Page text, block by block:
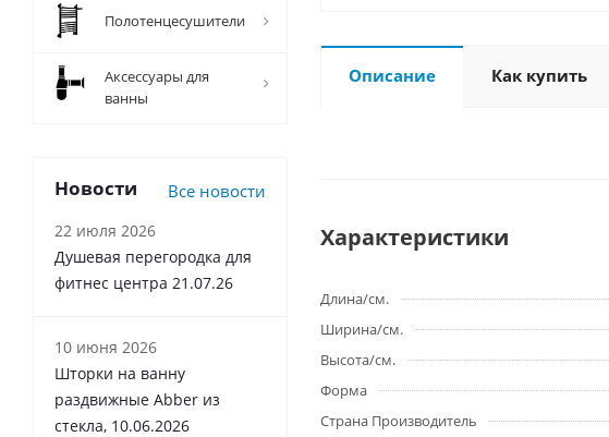
Описание Как купить
Характеристики
Длина/см.
Ширина/см.
Высота/см.
Форма
Страна Производитель
Полотенцесушители
Аксессуары для
ванны
Новости Все новости
22 июля 2026
Душевая перегородка для
фитнес центра 21.07.26
10 июня 2026
Шторки на ванну
раздвижные Abber из
стекла, 10.06.2026